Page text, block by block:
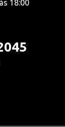
18:00